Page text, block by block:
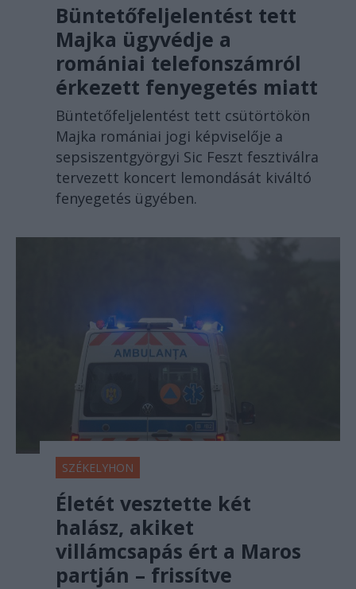
Büntetőfeljelentést tett
Majka ügyvédje a
romániai telefonszámról
érkezett fenyegetés miatt
Büntetőfeljelentést tett csütörtökön
Majka romániai jogi képviselője a
sepsiszentgyörgyi Sic Feszt fesztiválra
tervezett koncert lemondását kiváltó
fenyegetés ügyében.
SZÉKELYHON
Életét vesztette két
halász, akiket
villámcsapás ért a Maros
partján – frissítve